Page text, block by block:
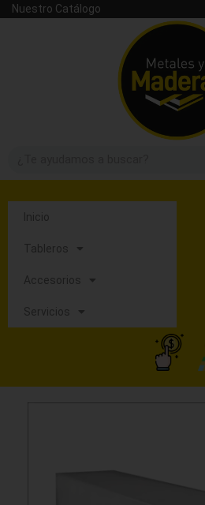
Nuestro Catálogo
Inicio
Tableros
Accesorios
Servicios